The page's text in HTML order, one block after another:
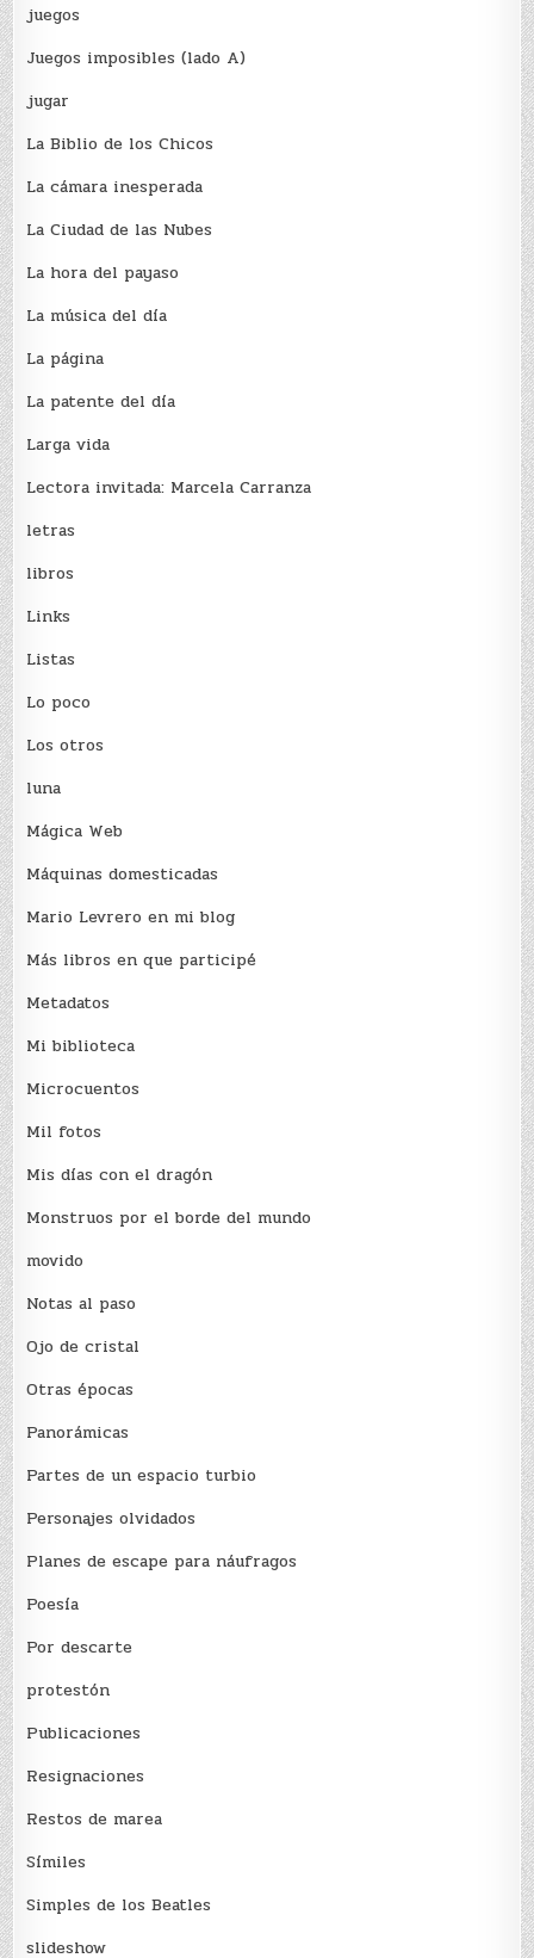
juegos
Juegos imposibles (lado A)
jugar
La Biblio de los Chicos
La cámara inesperada
La Ciudad de las Nubes
La hora del payaso
La música del día
La página
La patente del día
Larga vida
Lectora invitada: Marcela Carranza
letras
libros
Links
Listas
Lo poco
Los otros
luna
Mágica Web
Máquinas domesticadas
Mario Levrero en mi blog
Más libros en que participé
Metadatos
Mi biblioteca
Microcuentos
Mil fotos
Mis días con el dragón
Monstruos por el borde del mundo
movido
Notas al paso
Ojo de cristal
Otras épocas
Panorámicas
Partes de un espacio turbio
Personajes olvidados
Planes de escape para náufragos
Poesía
Por descarte
protestón
Publicaciones
Resignaciones
Restos de marea
Sí­miles
Simples de los Beatles
slideshow